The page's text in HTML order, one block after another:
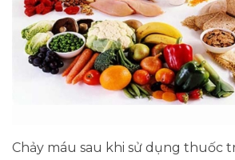
Chảy máu sau khi sử dụng thuốc